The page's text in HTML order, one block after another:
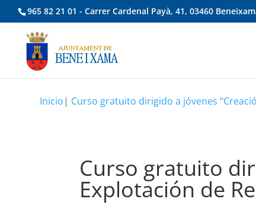
965 82 21 01 - Carrer Cardenal Payà, 41, 03460
Inicio| Curso gratuito dirigido a jóvenes
Curso gratuito
Explotación de